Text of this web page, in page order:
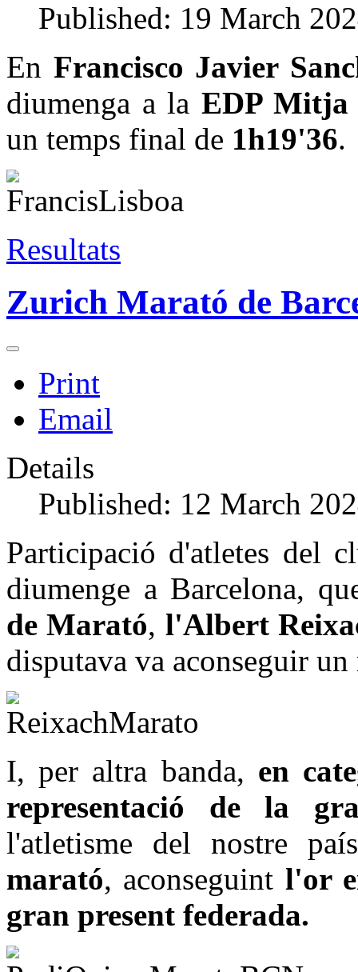
Published: 19 March
En Francisco Javier
diumenga a la EDP Mitja
un temps final de 1h19'36.
Resultats
Zurich Marató de
Print
Email
Details
Published: 12 March
Participació d'atletes del
diumenge a Barcelona,
de Marató, l'Albert
disputava va aconseguir
I, per altra banda, en
representació de la
l'atletisme del nostre
marató, aconseguint l'or
gran present federada.